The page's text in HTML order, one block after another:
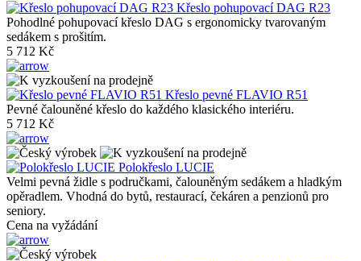
Křeslo pohupovací DAG R23
Pohodlné pohupovací křeslo DAG s ergonomicky tvarovaným
sedákem s prošitím.
5 712 Kč
Křeslo pevné FLAVIO R51
Pevné čalouněné křeslo do každého klasického interiéru.
5 712 Kč
Polokřeslo LUCIE
Velmi pevná židle s područkami, čalouněným sedákem a hladkým
opěradlem. Vhodná do bytů, restaurací, čekáren a penzionů pro
seniory.
Cena na vyžádání